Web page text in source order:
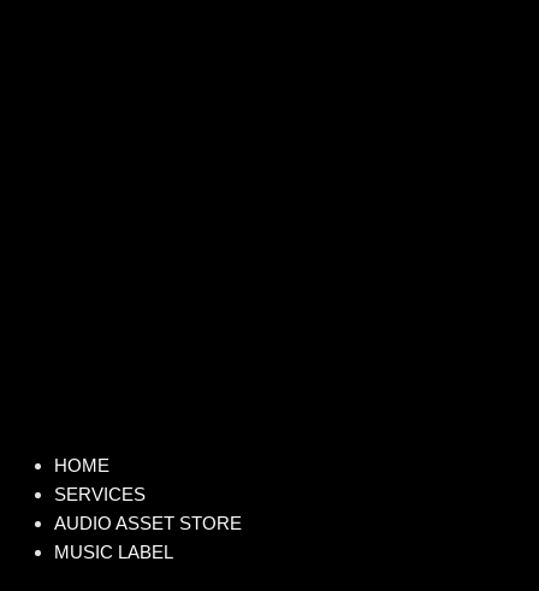
HOME
SERVICES
AUDIO ASSET STORE
MUSIC LABEL